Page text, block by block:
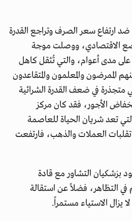
ارتفاع سعر الصرف وتراجع القدرة
الاقتصادي، ووصلت موجة
على مدى أعوام، والتي تُثقل كاهل
الممرضون والمعلمون والمتقاعدون
متجذرة في ضعف القدرة الشرائية
الأجور، فقد كان مركز
تعد شريان الحياة للعاصمة
العملات والذهب، فارتفعت
بزشكيان التشاور مع قادة
التظاهر، فضلاً عن استقالة
يزال الاستياء مستمراً.